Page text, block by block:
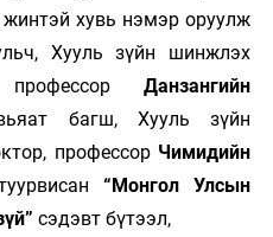
жинтэй хувь нэмэр оруулж
Хууль зүйн шинжлэх
Данзангийн
багш, Хууль зүйн
профессор Чимидийн
“Монгол Улсын
сэдэвт бүтээл,